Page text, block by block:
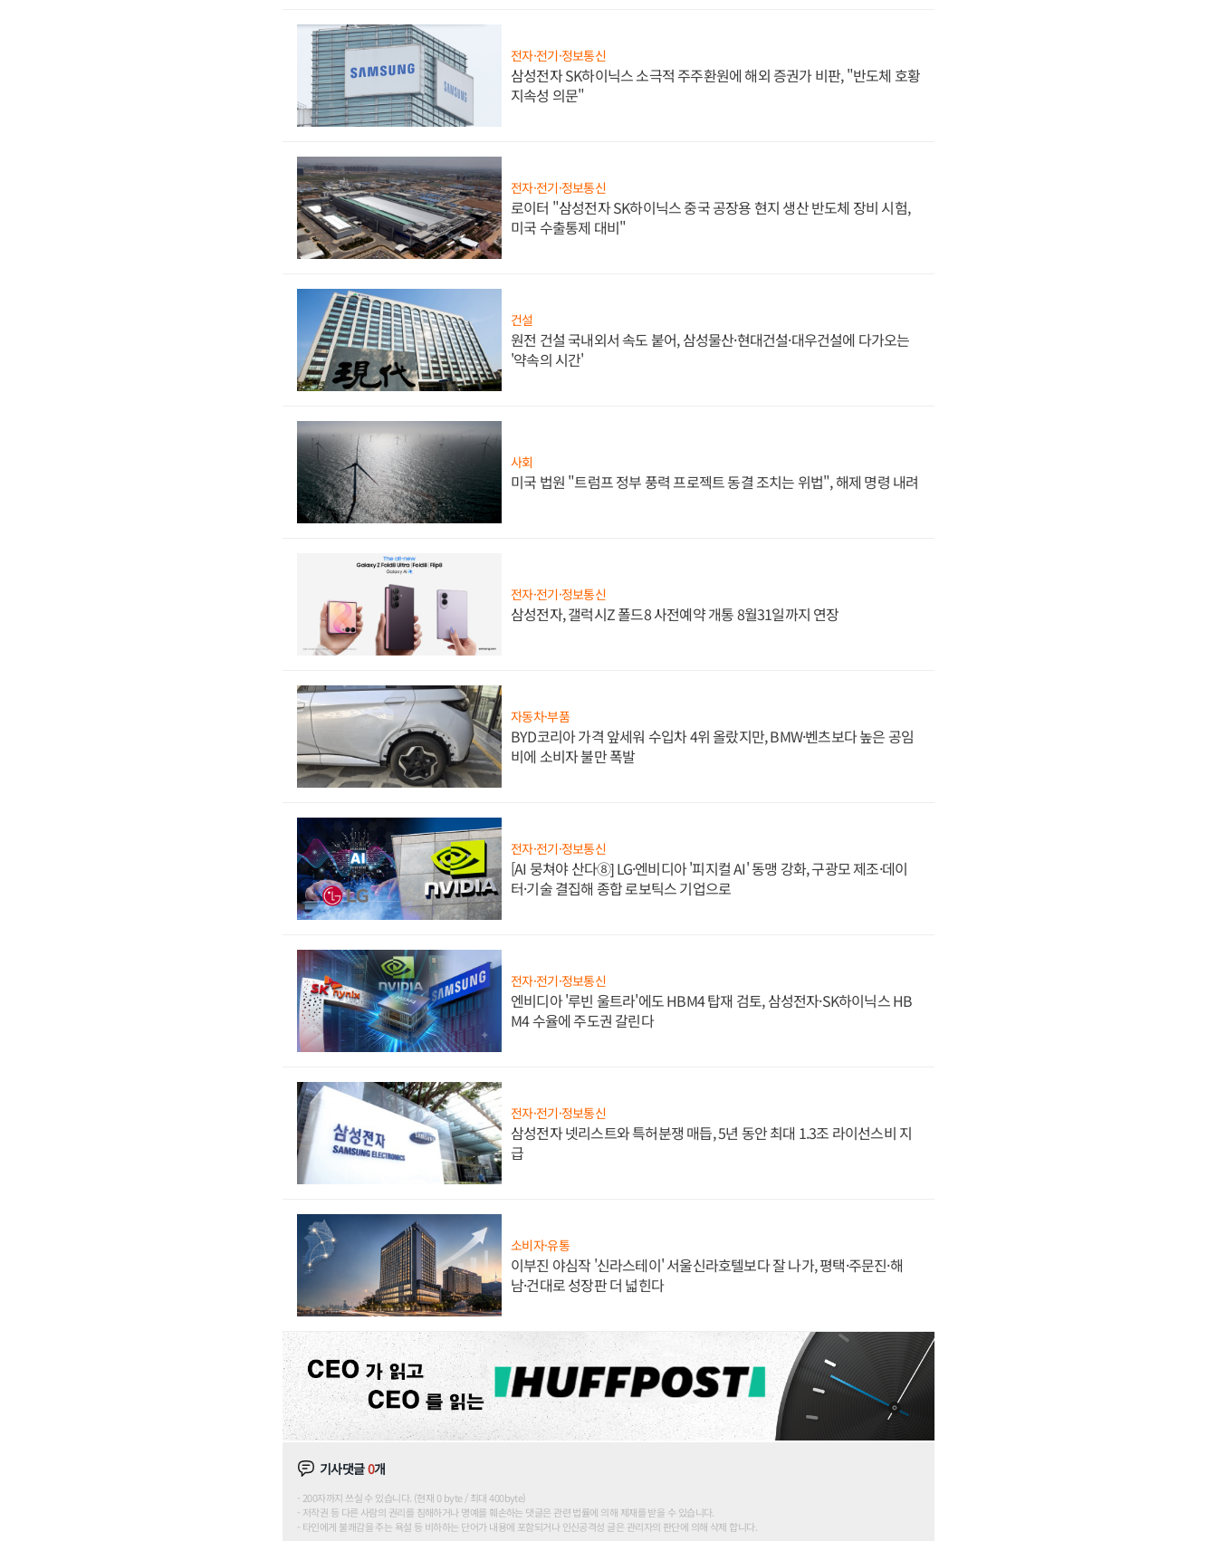
전자·전기·정보통신
삼성전자 SK하이닉스 소극적 주주환원에 해외 증권가 비판, "반도체 호황
지속성 의문"
전자·전기·정보통신
로이터 "삼성전자 SK하이닉스 중국 공장용 현지 생산 반도체 장비 시험,
미국 수출통제 대비"
건설
원전 건설 국내외서 속도 붙어, 삼성물산·현대건설·대우건설에 다가오는
'약속의 시간'
사회
미국 법원 "트럼프 정부 풍력 프로젝트 동결 조치는 위법", 해제 명령 내려
전자·전기·정보통신
삼성전자, 갤럭시Z 폴드8 사전예약 개통 8월31일까지 연장
자동차·부품
BYD코리아 가격 앞세워 수입차 4위 올랐지만, BMW·벤츠보다 높은 공임
비에 소비자 불만 폭발
전자·전기·정보통신
[AI 뭉쳐야 산다⑧] LG·엔비디아 '피지컬 AI' 동맹 강화, 구광모 제조·데이
터·기술 결집해 종합 로보틱스 기업으로
전자·전기·정보통신
엔비디아 '루빈 울트라'에도 HBM4 탑재 검토, 삼성전자·SK하이닉스 HB
M4 수율에 주도권 갈린다
전자·전기·정보통신
삼성전자 넷리스트와 특허분쟁 매듭, 5년 동안 최대 1.3조 라이선스비 지
급
소비자·유통
이부진 야심작 '신라스테이' 서울신라호텔보다 잘 나가, 평택·주문진·해
남·건대로 성장판 더 넓힌다
기사댓글0개
200자까지 쓰실 수 있습니다. (현재 0 byte / 최대 400byte)
저작권 등 다른 사람의 권리를 침해하거나 명예를 훼손하는 댓글은 관련 법률에 의해 제재를 받을 수 있습니다.
타인에게 불쾌감을 주는 욕설 등 비하하는 단어가 내용에 포함되거나 인신공격성 글은 관리자의 판단에 의해 삭제 합니다.